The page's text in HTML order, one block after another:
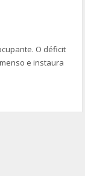
O déficit
e instaura